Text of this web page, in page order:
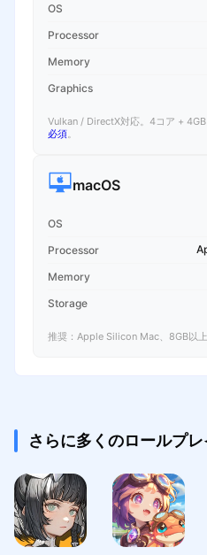
OS
Processor
Memory
Graphics
Vulkan / DirectX対応。4コア + 4GB
必須。
macOS
OS
Processor
Memory
Storage
推奨：Apple Silicon Mac、8GB以
さらに多くのロールプ